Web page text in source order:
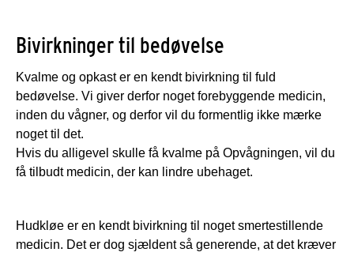
Bivirkninger til bedøvelse
Kvalme og opkast er en kendt bivirkning til fuld
bedøvelse. Vi giver derfor noget forebyggende medicin,
inden du vågner, og derfor vil du formentlig ikke mærke
noget til det.
Hvis du alligevel skulle få kvalme på Opvågningen, vil du
få tilbudt medicin, der kan lindre ubehaget.
Hudkløe er en kendt bivirkning til noget smertestillende
medicin. Det er dog sjældent så generende, at det kræver